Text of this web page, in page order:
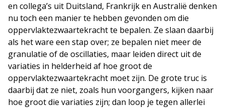
en collega’s uit Duitsland, Frankrijk en Australië denken
nu toch een manier te hebben gevonden om die
oppervlaktezwaartekracht te bepalen. Ze slaan daarbij
als het ware een stap over; ze bepalen niet meer de
granulatie of de oscillaties, maar leiden direct uit de
variaties in helderheid af hoe groot de
oppervlaktezwaartekracht moet zijn. De grote truc is
daarbij dat ze niet, zoals hun voorgangers, kijken naar
hoe groot die variaties zijn; dan loop je tegen allerlei